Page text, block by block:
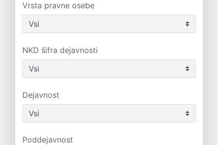
Vrsta pravne osebe
NKD šifra dejavnosti
Dejavnost
Poddejavnost